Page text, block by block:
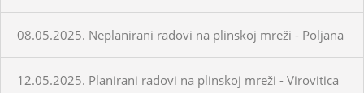
08.05.2025. Neplanirani radovi na plinskoj mreži - Poljana
12.05.2025. Planirani radovi na plinskoj mreži - Virovitica